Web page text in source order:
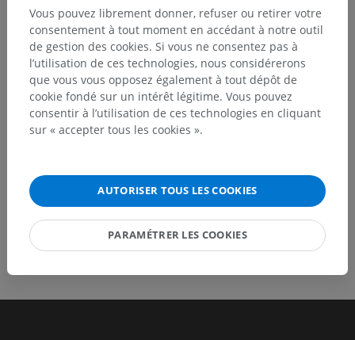
N’hésitez pas à nous suggérer une correction, une
traduction, une amélioration de contenu.
Signaler un problème
TÉLÉCHARGEZ L'APPLI
Vous pouvez librement donner, refuser ou retirer votre
consentement à tout moment en accédant à notre outil
de gestion des cookies. Si vous ne consentez pas à
l’utilisation de ces technologies, nous considérerons
que vous vous opposez également à tout dépôt de
cookie fondé sur un intérêt légitime. Vous pouvez
consentir à l’utilisation de ces technologies en cliquant
sur « accepter tous les cookies ».
AUTORISER TOUS LES COOKIES
PARAMÉTRER LES COOKIES